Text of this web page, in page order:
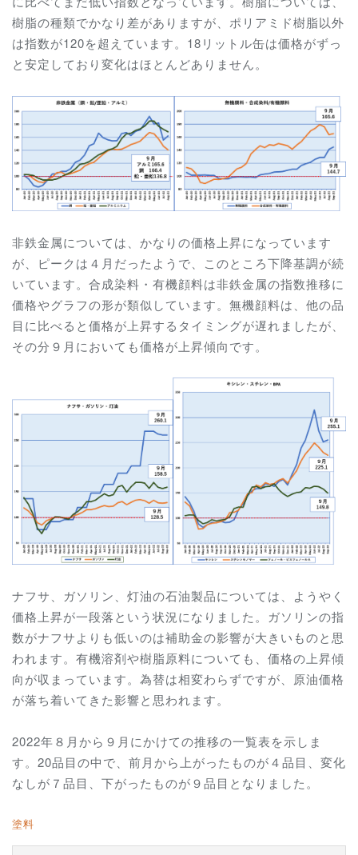
樹脂の種類でかなり差がありますが、ポリアミド樹脂以外
は指数が120を超えています。18リットル缶は価格がずっ
と安定しており変化はほとんどありません。
非鉄金属については、かなりの価格上昇になっています
が、ピークは４月だったようで、このところ下降基調が続
いています。合成染料・有機顔料は非鉄金属の指数推移に
価格やグラフの形が類似しています。無機顔料は、他の品
目に比べると価格が上昇するタイミングが遅れましたが、
その分９月においても価格が上昇傾向です。
ナフサ、ガソリン、灯油の石油製品については、ようやく
価格上昇が一段落という状況になりました。ガソリンの指
数がナフサよりも低いのは補助金の影響が大きいものと思
われます。有機溶剤や樹脂原料についても、価格の上昇傾
向が収まっています。為替は相変わらずですが、原油価格
が落ち着いてきた影響と思われます。
2022年８月から９月にかけての推移の一覧表を示しま
す。20品目の中で、前月から上がったものが４品目、変化
なしが７品目、下がったものが９品目となりました。
塗料